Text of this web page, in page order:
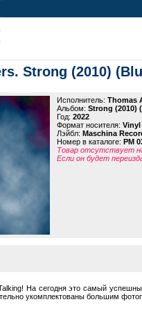
Strong (2010)
Исполнитель: Thomas
Альбом: Strong (2010)
Год: 2022
Формат носителя: Vinyl
Лэйбл: Maschina
Номер в каталоге: PM
Товар отсутствует
Если он будет
На сегодня это самый
укомплектованы большим